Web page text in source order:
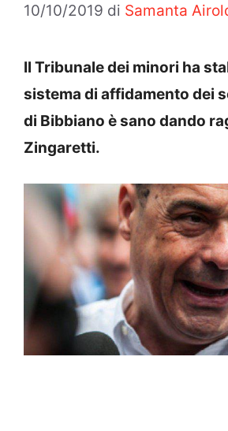
10/10/2019 di Samanta
Il Tribunale dei minori ha
sistema di affidamento dei
di Bibbiano è sano dando
Zingaretti.